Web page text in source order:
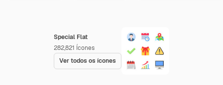
Special Flat
282,821 Ícones
Ver todos os ícones